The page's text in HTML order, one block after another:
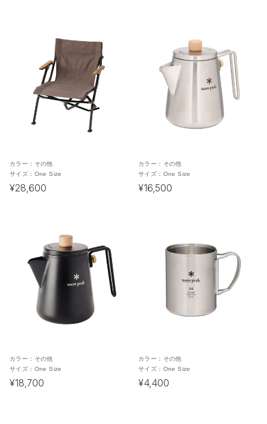
カラー： その他
サイズ： One Size
¥28,600
カラー： その他
サイズ： One Size
¥16,500
カラー： その他
サイズ： One Size
¥18,700
カラー： その他
サイズ： One Size
¥4,400